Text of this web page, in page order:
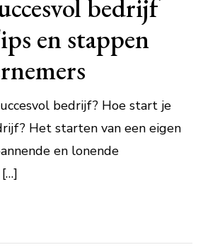
bedrijf
en stappen
bedrijf? Hoe start je
Het starten van een eigen
en lonende